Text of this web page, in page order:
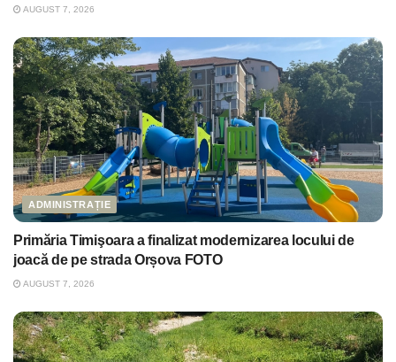
AUGUST 7, 2026
ADMINISTRAȚIE
Primăria Timişoara a finalizat modernizarea locului de
joacă de pe strada Orșova FOTO
AUGUST 7, 2026